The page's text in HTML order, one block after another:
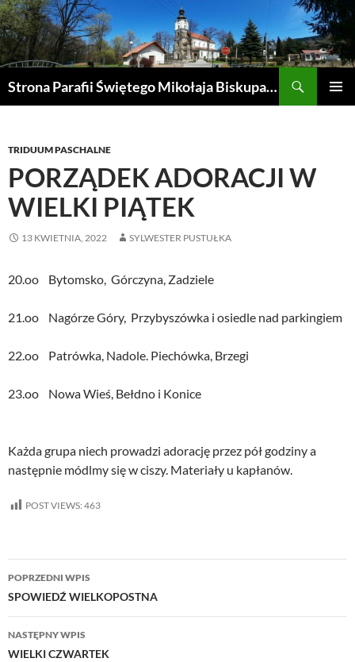
Przejdź
do
treści
Strona Parafii Świętego Mikołaja Biskupa w Żegocinie
TRIDUUM PASCHALNE
PORZĄDEK ADORACJI W
WIELKI PIĄTEK
13 KWIETNIA, 2022 SYLWESTER PUSTUŁKA
20.oo Bytomsko, Górczyna, Zadziele
21.oo Nagórze Góry, Przybyszówka i osiedle nad parkingiem
22.oo Patrówka, Nadole. Piechówka, Brzegi
23.oo Nowa Wieś, Bełdno i Konice
Każda grupa niech prowadzi adorację przez pół godziny a
następnie módlmy się w ciszy. Materiały u kapłanów.
POST VIEWS: 463
Nawigacja
wpisu
POPRZEDNI WPIS
SPOWIEDŹ WIELKOPOSTNA
NASTĘPNY WPIS
WIELKI CZWARTEK